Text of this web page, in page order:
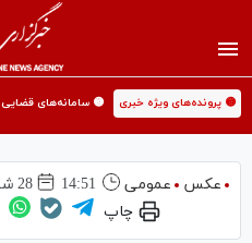
🟡 پرونده‌های ویژه خبری 🟡 سامانه‌های قضایی
عکس عمومی 14:51 28 شهريور 1401
چاپ